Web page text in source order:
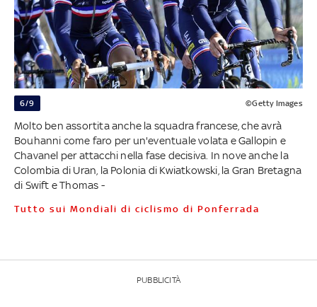
6/9 ©Getty Images
Molto ben assortita anche la squadra francese, che avrà
Bouhanni come faro per un'eventuale volata e Gallopin e
Chavanel per attacchi nella fase decisiva. In nove anche la
Colombia di Uran, la Polonia di Kwiatkowski, la Gran Bretagna
di Swift e Thomas -
Tutto sui Mondiali di ciclismo di Ponferrada
PUBBLICITÀ